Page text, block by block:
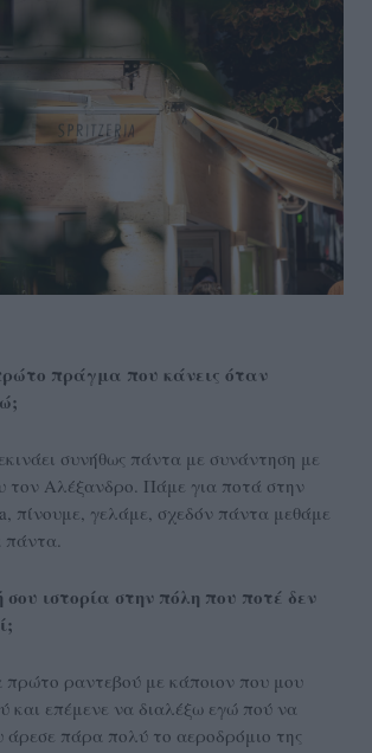
πράγμα που κάνεις όταν
συνήθως πάντα με συνάντηση με
τον Αλέξανδρο. Πάμε για ποτά στην
πίνουμε, γελάμε, σχεδόν πάντα μεθάμε
πάντα.
ιστορία στην πόλη που ποτέ δεν
πρώτο ραντεβού με κάποιον που μου
και επέμενε να διαλέξω εγώ πού να
πάρα πολύ το αεροδρόμιο της